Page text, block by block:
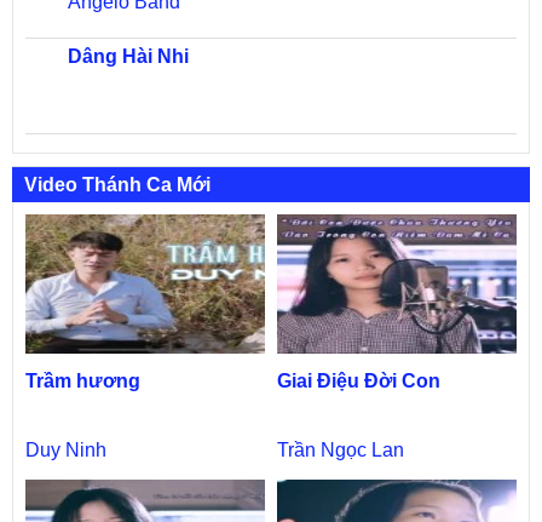
Dâng Hài Nhi
Video Thánh Ca Mới
Trầm hương
Duy Ninh
Giai Điệu Đời Con
Trần Ngọc Lan